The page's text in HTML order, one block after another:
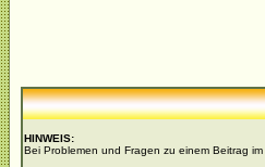
HINWEIS:
Bei Problemen und Fragen zu einem Beitrag im